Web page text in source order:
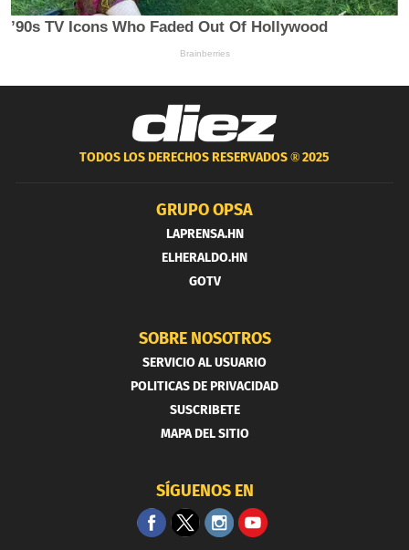
TODOS LOS DERECHOS RESERVADOS ®2025
GRUPO OPSA
LAPRENSA.HN
ELHERALDO.HN
GOTV
SOBRE NOSOTROS
SERVICIO AL USUARIO
POLITICAS DE PRIVACIDAD
SUSCRIBETE
MAPA DEL SITIO
SÍGUENOS EN